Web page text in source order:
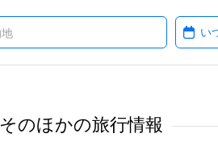
When?
そのほかの旅行情報